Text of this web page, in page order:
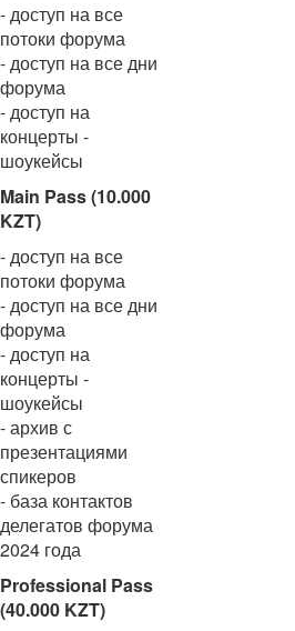
- доступ на все
потоки форума
- доступ на все дни
форума
- доступ на
концерты -
шоукейсы
Main Pass (10.000
KZT)
- доступ на все
потоки форума
- доступ на все дни
форума
- доступ на
концерты -
шоукейсы
- архив с
презентациями
спикеров
- база контактов
делегатов форума
2024 года
Professional Pass
(40.000 KZT)